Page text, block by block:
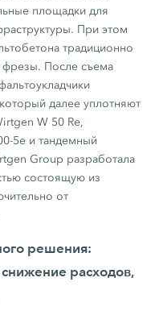
площадки для
При этом
традиционно
После съема
далее уплотняют
W 50 Re,
5e и тандемный
Group разработала
состоящую из
от
решения:
расходов,